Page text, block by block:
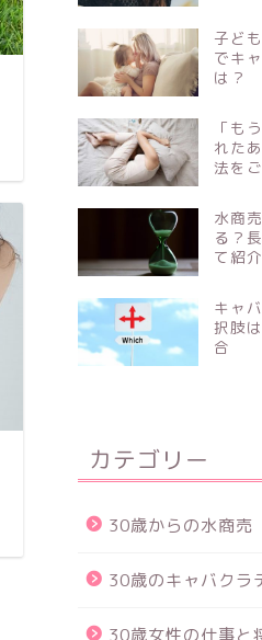
子ど
でキ
は？
「も
れた
法を
水商
る？
て紹介
キャ
択肢
合
カテゴリー
30歳からの水商売
30歳のキャバクラ
30歳女性の仕事と